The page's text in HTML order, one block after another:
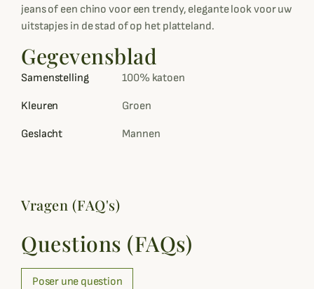
jeans of een chino voor een trendy, elegante look voor uw
uitstapjes in de stad of op het platteland.
Gegevensblad
Samenstelling 100% katoen
Kleuren Groen
Geslacht Mannen
Vragen (FAQ's)
Questions (FAQs)
Poser une question